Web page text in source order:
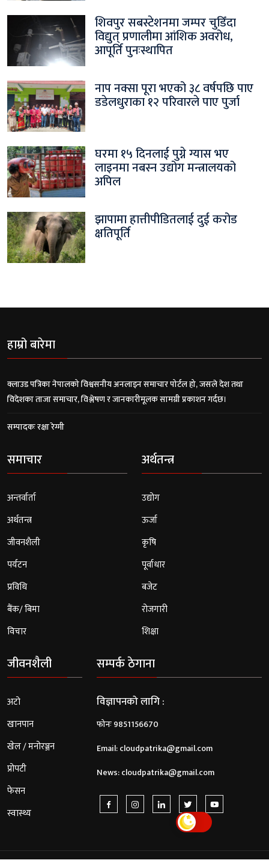
शिवपुर सबस्टेशनमा जम्पर चुडिँदा
विद्युत् प्रणालीमा आंशिक अवरोध,
आपूर्ति पुनःस्थापित
नाप नक्सा पूरा भएको ३८ वर्षपछि पाए
डडेलधुराका १२ परिवारले पाए पुर्जा
घरमा १५ दिनलाई पुग्ने ग्यास भए
लाइनमा नबस्न उद्योग मन्त्रालयको
अपिल
झापामा हात्तीपीडितलाई दुई करोड
क्षतिपूर्ति
हाम्रो बारेमा
क्लाउड पत्रिका नेपालको विश्वसनीय अनलाइन समाचार पोर्टल हो, जसले देश तथा
विदेशका ताजा समाचार, विश्लेषण र जानकारीमूलक सामग्री प्रकाशन गर्दछ।
सम्पादकः रक्षा रेग्मी
समाचार
अन्तर्वार्ता
अर्थतन्त्र
जीवनशैली
पर्यटन
प्रविधि
बैंक/ बिमा
विचार
अर्थतन्त्र
उद्योग
ऊर्जा
कृषि
पूर्वाधार
बजेट
रोजगारी
शिक्षा
जीवनशैली
अटो
खानपान
खेल / मनोरञ्जन
प्रोपटी
फेसन
स्वास्थ्य
सम्पर्क ठेगाना
विज्ञापनको लागि :
फोनः 9851156670
Email:cloudpatrika@gmail.com
News:cloudpatrika@gmail.com